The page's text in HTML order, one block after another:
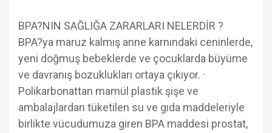
BPA?NIN SAĞLIĞA ZARARLARI NELERDİR ?
BPA?ya maruz kalmış anne karnındaki ceninlerde,
yeni doğmuş bebeklerde ve çocuklarda büyüme
ve davranış bozuklukları ortaya çıkıyor. ·
Polikarbonattan mamül plastik şişe ve
ambalajlardan tüketilen su ve gıda maddeleriyle
birlikte vücudumuza giren BPA maddesi prostat,